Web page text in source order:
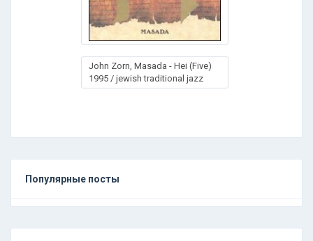
John Zorn, Masada - Hei (Five)
1995 / jewish traditional jazz
Популярные посты